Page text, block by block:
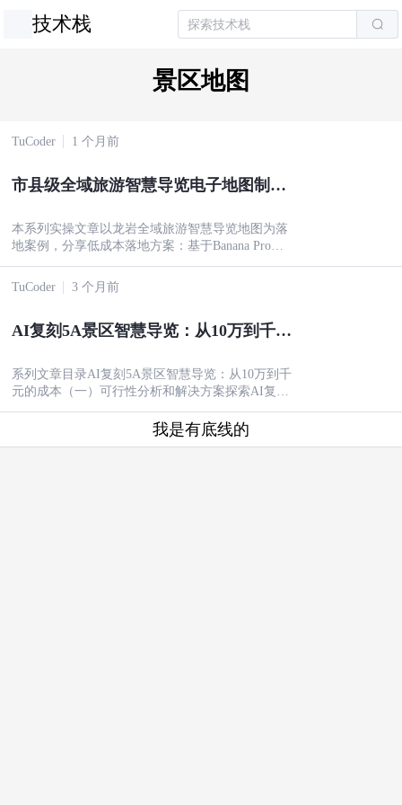
技术栈
景区地图
TuCoder 1 个月前
市县级全域旅游智慧导览电子地图制作
地图（下）
本系列实操文章以龙岩全域旅游智慧导览地图为落
地案例，分享低成本落地方案：基于Banana Pro生
元成本，即可完成整套全域智慧地图制作。既是低
成本落地的实战探索，也是可复制的商业化落地参
TuCoder 3 个月前
AI复刻5A景区智慧导览：从10万到千元
系列文章目录AI复刻5A景区智慧导览：从10万到千
元的成本（一）可行性分析和解决方案探索AI复刻
我是有底线的